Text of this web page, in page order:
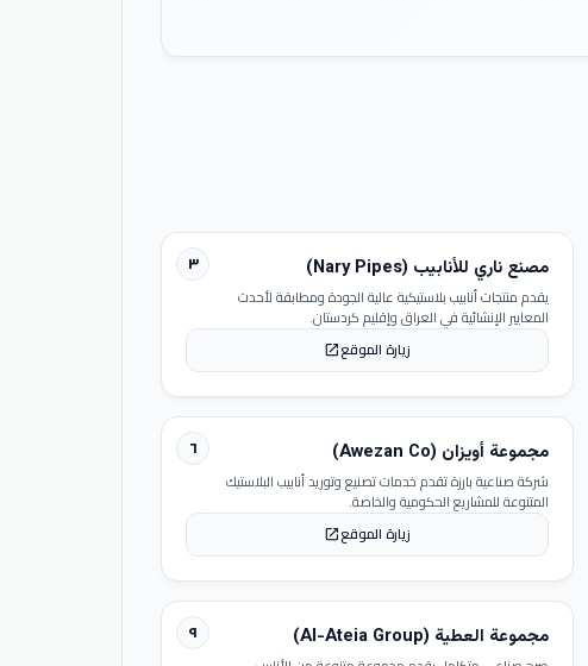
٣ مصنع ناري للأنابيب (Nary Pipes)
يقدم منتجات أنابيب بلاستيكية عالية الجودة ومطابقة لأحدث
المعايير الإنشائية في العراق وإقليم كردستان.
زيارة الموقعopen_in_new
٦ مجموعة أويزان (Awezan Co)
شركة صناعية بارزة تقدم خدمات تصنيع وتوريد أنابيب البلاستيك
المتنوعة للمشاريع الحكومية والخاصة.
زيارة الموقعopen_in_new
٩ مجموعة العطية (Al-Ateia Group)